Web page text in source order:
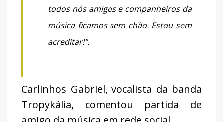
todos nós amigos e companheiros da
música ficamos sem chão. Estou sem
acreditar!".
Carlinhos Gabriel, vocalista da banda
Tropykália, comentou partida de